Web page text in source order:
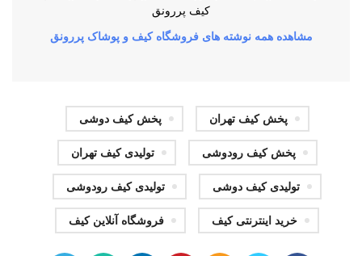
کیف پررونق
مشاهده همه نوشته های فروشگاه کیف و پوشاک پررونق
پخش کیف تهران پخش کیف دوشی
پخش کیف رودوشی تولیدی کیف تهران
تولیدی کیف دوشی تولیدی کیف رودوشی
خرید اینترنتی کیف فروشگاه آنلاین کیف